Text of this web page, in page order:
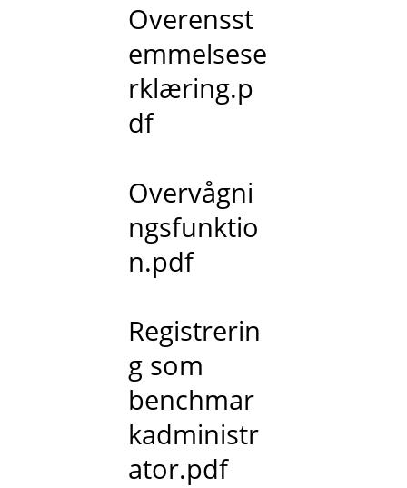
Overensst
emmelsese
rklæring.p
df
Overvågni
ngsfunktio
n.pdf
Registrerin
g som
benchmar
kadministr
ator.pdf